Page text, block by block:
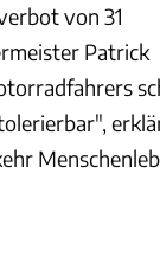
von 31
Patrick